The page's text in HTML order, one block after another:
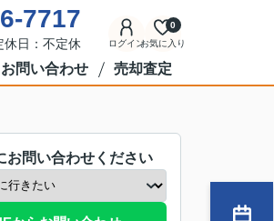
7717
日：不定休 ログインお気に入り
0
お問い合わせ 売却査定
お問い合わせください